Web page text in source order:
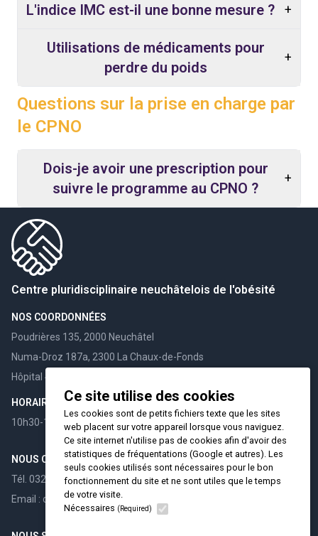
Ce site utilise des cookies
Les cookies sont de petits fichiers texte que les sites
web placent sur votre appareil lorsque vous naviguez.
Ce site internet n'utilise pas de cookies afin d'avoir des
statistiques de fréquentations (Google et autres). Les
seuls cookies utilisés sont nécessaires pour le bon
fonctionnement du site et ne sont utiles que le temps
de votre visite.
Nécessaires (Required)
L'indice IMC est-il une bonne mesure ? +
Utilisations de médicaments pour
perdre du poids
+
Questions sur la prise en charge par
le CPNO
Dois-je avoir une prescription pour
suivre le programme au CPNO ?
+
Centre pluridisciplinaire neuchâtelois de l'obésité
NOS COORDONNÉES
Poudrières 135, 2000 Neuchâtel
Numa-Droz 187a, 2300 La Chaux-de-Fonds
Hôpital 4, 2108 Couvet
HORAIRES
10h30-12h00 / 15h30-17h00
NOUS CONTACTER
Tél. 032 732 98 60
Email : cpno@hin.ch